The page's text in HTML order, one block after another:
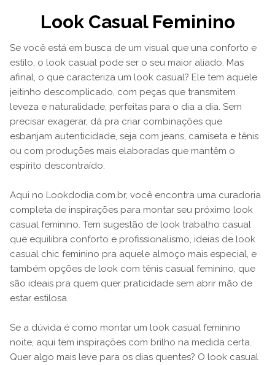
Look Casual Feminino
Se você está em busca de um visual que una conforto e
estilo, o look casual pode ser o seu maior aliado. Mas
afinal, o que caracteriza um look casual? Ele tem aquele
jeitinho descomplicado, com peças que transmitem
leveza e naturalidade, perfeitas para o dia a dia. Sem
precisar exagerar, dá pra criar combinações que
esbanjam autenticidade, seja com jeans, camiseta e tênis
ou com produções mais elaboradas que mantêm o
espírito descontraído.
Aqui no Lookdodia.com.br, você encontra uma curadoria
completa de inspirações para montar seu próximo look
casual feminino. Tem sugestão de look trabalho casual
que equilibra conforto e profissionalismo, ideias de look
casual chic feminino pra aquele almoço mais especial, e
também opções de look com tênis casual feminino, que
são ideais pra quem quer praticidade sem abrir mão de
estar estilosa.
Se a dúvida é como montar um look casual feminino
noite, aqui tem inspirações com brilho na medida certa.
Quer algo mais leve para os dias quentes? O look casual